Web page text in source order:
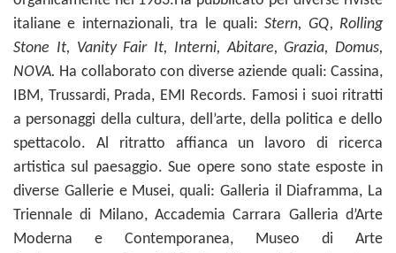
italiane e internazionali, tra le quali:Stern, GQ, Rolling
Stone It, Vanity Fair It, Interni, Abitare, Grazia, Domus,
NOVA. Ha collaborato con diverse aziende quali: Cassina,
IBM, Trussardi, Prada, EMI Records. Famosi i suoi ritratti
a personaggi della cultura, dell’arte, della politica e dello
spettacolo. Al ritratto affianca un lavoro di ricerca
artistica sul paesaggio. Sue opere sono state esposte in
diverse Gallerie e Musei, quali: Galleria il Diaframma, La
Triennale di Milano, Accademia Carrara Galleria d’Arte
Moderna e Contemporanea, Museo di Arte